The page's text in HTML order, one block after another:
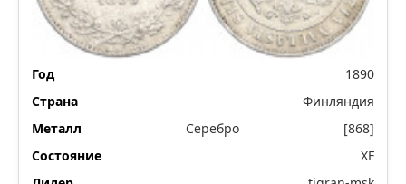
1890
Финляндия
Серебро
[868]
XF